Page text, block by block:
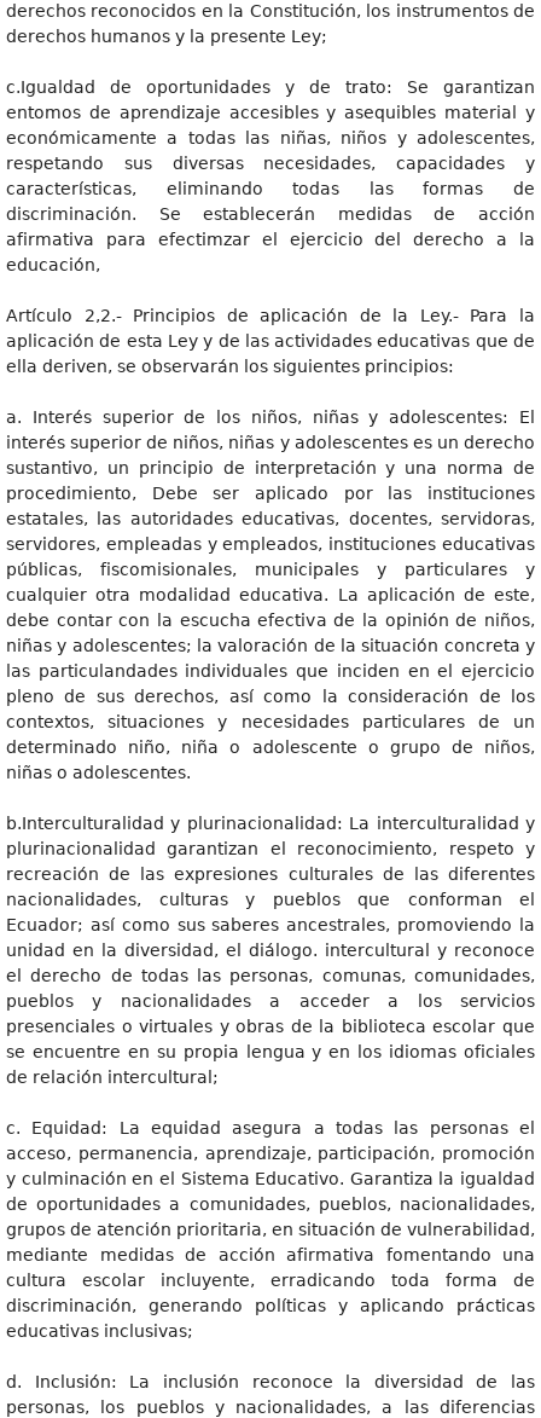
derechos reconocidos en la Constitución, los instrumentos de
derechos humanos y la presente Ley;
c.Igualdad de oportunidades y de trato: Se garantizan
entomos de aprendizaje accesibles y asequibles material y
económicamente a todas las niñas, niños y adolescentes,
respetando sus diversas necesidades, capacidades y
características, eliminando todas las formas de
discriminación. Se establecerán medidas de acción
afirmativa para efectimzar el ejercicio del derecho a la
educación,
Artículo 2,2.- Principios de aplicación de la Ley.- Para la
aplicación de esta Ley y de las actividades educativas que de
ella deriven, se observarán los siguientes principios:
a. Interés superior de los niños, niñas y adolescentes: El
interés superior de niños, niñas y adolescentes es un derecho
sustantivo, un principio de interpretación y una norma de
procedimiento, Debe ser aplicado por las instituciones
estatales, las autoridades educativas, docentes, servidoras,
servidores, empleadas y empleados, instituciones educativas
públicas, fiscomisionales, municipales y particulares y
cualquier otra modalidad educativa. La aplicación de este,
debe contar con la escucha efectiva de la opinión de niños,
niñas y adolescentes; la valoración de la situación concreta y
las particulandades individuales que inciden en el ejercicio
pleno de sus derechos, así como la consideración de los
contextos, situaciones y necesidades particulares de un
determinado niño, niña o adolescente o grupo de niños,
niñas o adolescentes.
b.Interculturalidad y plurinacionalidad: La interculturalidad y
plurinacionalidad garantizan el reconocimiento, respeto y
recreación de las expresiones culturales de las diferentes
nacionalidades, culturas y pueblos que conforman el
Ecuador; así como sus saberes ancestrales, promoviendo la
unidad en la diversidad, el diálogo. intercultural y reconoce
el derecho de todas las personas, comunas, comunidades,
pueblos y nacionalidades a acceder a los servicios
presenciales o virtuales y obras de la biblioteca escolar que
se encuentre en su propia lengua y en los idiomas oficiales
de relación intercultural;
c. Equidad: La equidad asegura a todas las personas el
acceso, permanencia, aprendizaje, participación, promoción
y culminación en el Sistema Educativo. Garantiza la igualdad
de oportunidades a comunidades, pueblos, nacionalidades,
grupos de atención prioritaria, en situación de vulnerabilidad,
mediante medidas de acción afirmativa fomentando una
cultura escolar incluyente, erradicando toda forma de
discriminación, generando políticas y aplicando prácticas
educativas inclusivas;
d. Inclusión: La inclusión reconoce la diversidad de las
personas, los pueblos y nacionalidades, a las diferencias